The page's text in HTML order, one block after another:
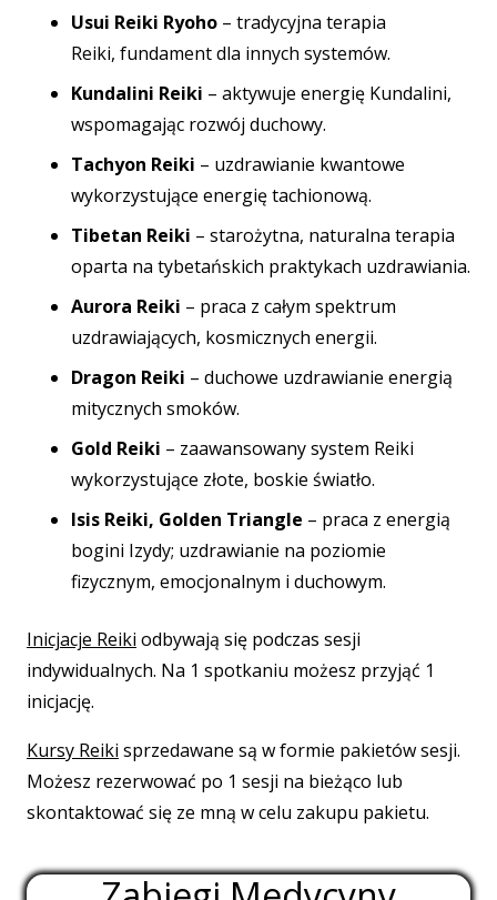
Usui Reiki Ryoho – tradycyjna terapia
Reiki, fundament dla innych systemów.
Kundalini Reiki – aktywuje energię Kundalini,
wspomagając rozwój duchowy.
Tachyon Reiki – uzdrawianie kwantowe
wykorzystujące energię tachionową.
Tibetan Reiki – starożytna, naturalna terapia
oparta na tybetańskich praktykach uzdrawiania.
Aurora Reiki – praca z całym spektrum
uzdrawiających, kosmicznych energii.
Dragon Reiki – duchowe uzdrawianie energią
mitycznych smoków.
Gold Reiki – zaawansowany system Reiki
wykorzystujące złote, boskie światło.
Isis Reiki, Golden Triangle – praca z energią
bogini Izydy; uzdrawianie na poziomie
fizycznym, emocjonalnym i duchowym.
Inicjacje Reiki odbywają się podczas sesji
indywidualnych. Na 1 spotkaniu możesz przyjąć 1
inicjację.
Kursy Reiki sprzedawane są w formie pakietów sesji.
Możesz rezerwować po 1 sesji na bieżąco lub
skontaktować się ze mną w celu zakupu pakietu.